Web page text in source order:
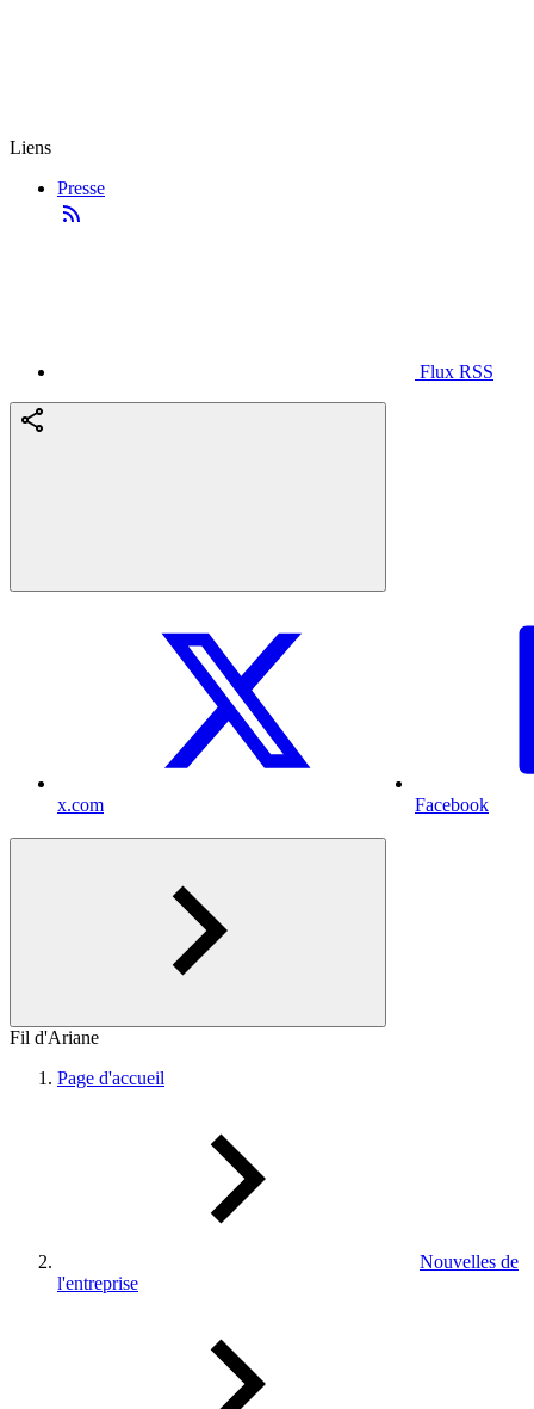
Liens
Presse
Flux RSS
x.com Facebook
Fil d'Ariane
Page d'accueil
Nouvelles de
l'entreprise